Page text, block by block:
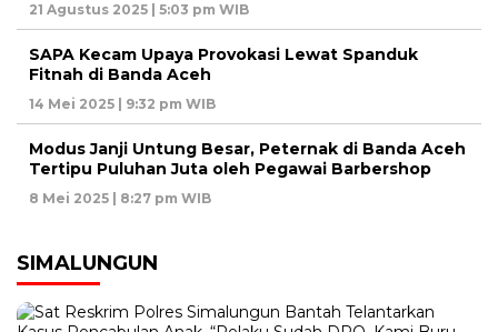
21 Agustus 2025 | 5:03 pm WIB
SAPA Kecam Upaya Provokasi Lewat Spanduk
Fitnah di Banda Aceh
14 Mei 2025 | 9:32 pm WIB
Modus Janji Untung Besar, Peternak di Banda Aceh
Tertipu Puluhan Juta oleh Pegawai Barbershop
8 Mei 2025 | 8:27 pm WIB
SIMALUNGUN